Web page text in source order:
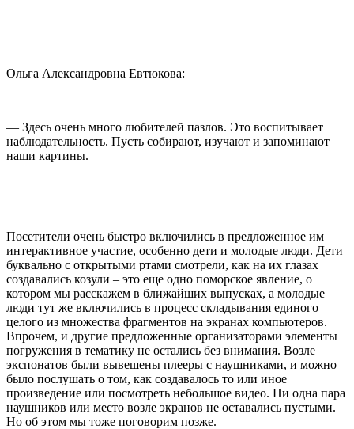
Ольга Александровна Евтюкова:
— Здесь очень много любителей пазлов. Это воспитывает
наблюдательность. Пусть собирают, изучают и запоминают
наши картины.
Посетители очень быстро включились в предложенное им
интерактивное участие, особенно дети и молодые люди. Дети
буквально с открытыми ртами смотрели, как на их глазах
создавались козули – это еще одно поморское явление, о
котором мы расскажем в ближайших выпусках, а молодые
люди тут же включились в процесс складывания единого
целого из множества фрагментов на экранах компьютеров.
Впрочем, и другие предложенные организаторами элементы
погружения в тематику не остались без внимания. Возле
экспонатов были вывешены плееры с наушниками, и можно
было послушать о том, как создавалось то или иное
произведение или посмотреть небольшое видео. Ни одна пара
наушников или место возле экранов не оставались пустыми.
Но об этом мы тоже поговорим позже.